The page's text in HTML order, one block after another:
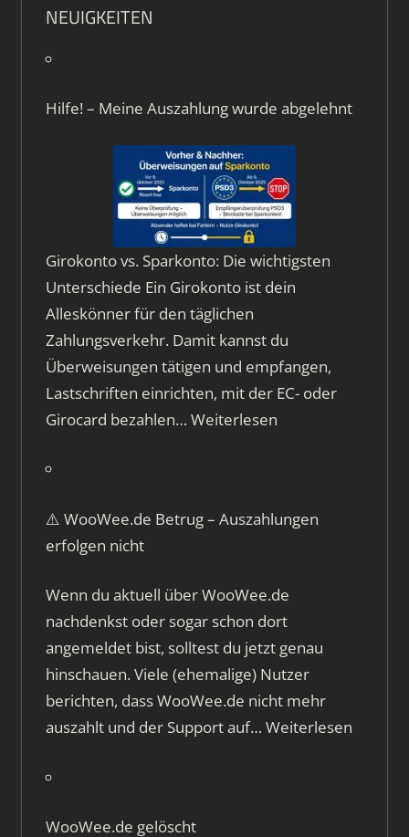
NEUIGKEITEN
Hilfe! – Meine Auszahlung wurde abgelehnt
Girokonto vs. Sparkonto: Die wichtigsten
Unterschiede Ein Girokonto ist dein
Alleskönner für den täglichen
Zahlungsverkehr. Damit kannst du
Überweisungen tätigen und empfangen,
Lastschriften einrichten, mit der EC- oder
Girocard bezahlen… Weiterlesen
⚠️ WooWee.de Betrug – Auszahlungen
erfolgen nicht
Wenn du aktuell über WooWee.de
nachdenkst oder sogar schon dort
angemeldet bist, solltest du jetzt genau
hinschauen. Viele (ehemalige) Nutzer
berichten, dass WooWee.de nicht mehr
auszahlt und der Support auf… Weiterlesen
WooWee.de gelöscht